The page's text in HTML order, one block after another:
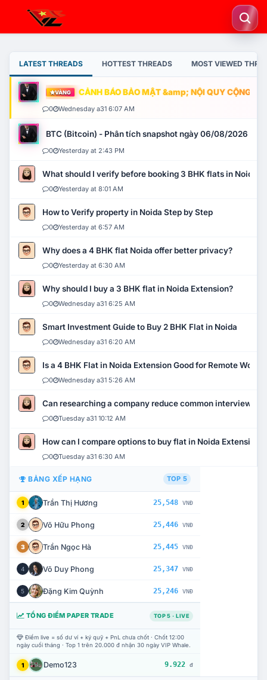
LATEST THREADS HOTTEST THREADS MOST VIEWED
VÀNG CẢNH BÁO BẢO MẬT &amp; NỘI QUY CỘNG
0 Wednesday a31 6:07 AM
BTC (Bitcoin) - Phân tích snapshot ngày 06/08/2026
0 Yesterday at 2:43 PM
What should I verify before booking 3 BHK flats in Noida?
0 Yesterday at 8:01 AM
How to Verify property in Noida Step by Step
0 Yesterday at 6:57 AM
Why does a 4 BHK flat Noida offer better privacy?
0 Yesterday at 6:30 AM
Why should I buy a 3 BHK flat in Noida Extension?
0 Wednesday a31 6:25 AM
Smart Investment Guide to Buy 2 BHK Flat in Noida
0 Wednesday a31 6:20 AM
Is a 4 BHK Flat in Noida Extension Good for Remote Work?
0 Wednesday a31 5:26 AM
Can researching a company reduce common interview
0 Tuesday a31 10:12 AM
How can I compare options to buy flat in Noida Extension?
0 Tuesday a31 6:30 AM
BẢNG XẾP HẠNG TOP 5
1 Trần Thị Hương 25,548 VNĐ
2 Võ Hữu Phong 25,446 VNĐ
3 Trần Ngọc Hà 25,445 VNĐ
4 Võ Duy Phong 25,347 VNĐ
5 Đặng Kim Quỳnh 25,246 VNĐ
TỔNG ĐIỂM PAPER TRADE TOP 5 · LIVE
Điểm live = số dư ví + ký quỹ + PnL chưa chốt · Chốt 12:00
ngày cuối tháng · Top 1 trên 20.000 đ nhận 30 ngày VIP Whale.
1 Demo123 9.922 đ